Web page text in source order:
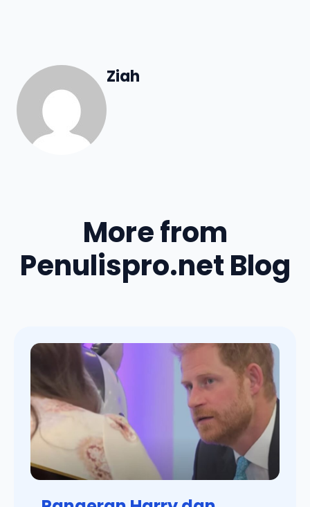
Ziah
More from
Penulispro.net Blog